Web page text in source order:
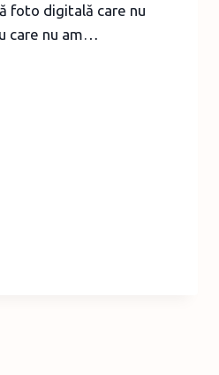
foto digitală care nu
care nu am…